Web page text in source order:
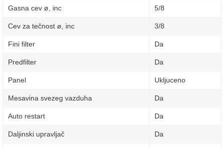
Gasna cev ø, inc 5/8
Cev za tečnost ø, inc 3/8
Fini filter Da
Predfilter Da
Panel Ukljuceno
Mesavina svezeg vazduha Da
Auto restart Da
Daljinski upravljač Da